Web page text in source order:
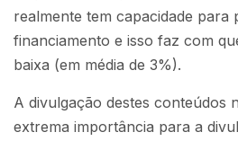
realmente tem capacidade para
financiamento e isso faz com
baixa (em média de 3%).
A divulgação destes conteúdos
extrema importância para a